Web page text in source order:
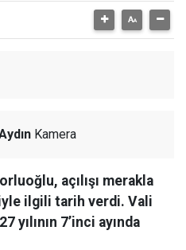
Kamera
açılışı merakla
ilgili tarih verdi. Vali
yılının 7’inci ayında